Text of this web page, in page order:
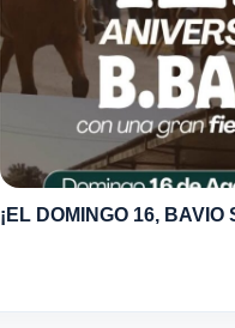
¡EL DOMINGO 16,